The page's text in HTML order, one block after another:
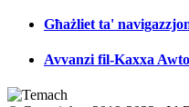
Għażliet ta'
Avvanzi fil-Kaxxa